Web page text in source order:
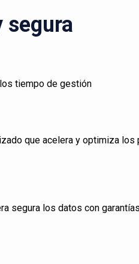
segura
tiempo de gestión
que acelera y optimiza
segura los datos con